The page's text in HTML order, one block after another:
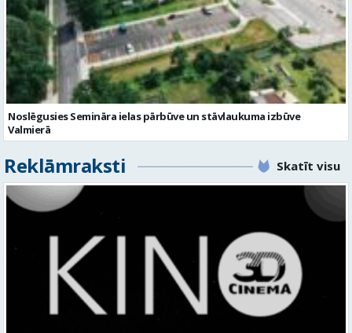
Noslēgusies Semināra ielas pārbūve un stāvlaukuma izbūve
Valmierā
Reklāmraksti Skatīt visu